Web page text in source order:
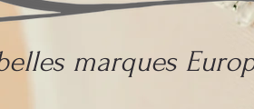
marques